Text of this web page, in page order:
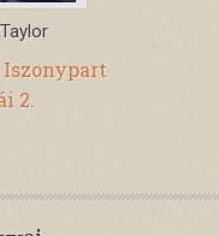
Iszonypart
2.